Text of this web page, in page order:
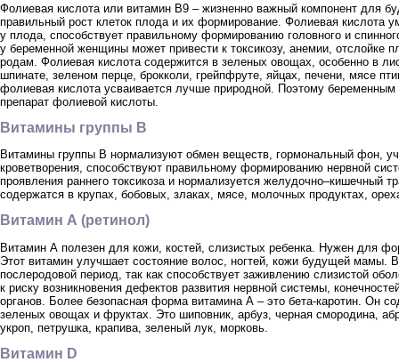
Фолиевая кислота или витамин В9 – жизненно важный компонент для
правильный рост клеток плода и их формирование. Фолиевая кислота
у плода, способствует правильному формированию головного и
у беременной женщины может привести к токсикозу, анемии, отслойке
родам. Фолиевая кислота содержится в зеленых овощах, особенно в
шпинате, зеленом перце, брокколи, грейпфруте, яйцах, печени, мясе
фолиевая кислота усваивается лучше природной. Поэтому беременным
препарат фолиевой кислоты.
Витамины группы В
Витамины группы В нормализуют обмен веществ, гормональный фон,
кроветворения, способствуют правильному формированию нервной
проявления раннего токсикоза и нормализуется желудочно–кишечный
содержатся в крупах, бобовых, злаках, мясе, молочных продуктах,
Витамин А (ретинол)
Витамин А полезен для кожи, костей, слизистых ребенка. Нужен для
Этот витамин улучшает состояние волос, ногтей, кожи будущей мамы.
послеродовой период, так как способствует заживлению слизистой
к риску возникновения дефектов развития нервной системы,
органов. Более безопасная форма витамина А – это бета-каротин. Он
зеленых овощах и фруктах. Это шиповник, арбуз, черная смородина,
укроп, петрушка, крапива, зеленый лук, морковь.
Витамин D